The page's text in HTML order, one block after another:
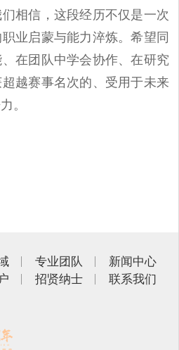
相信，这段经历不仅是一次
业启蒙与能力淬炼。希望同
在团队中学会协作、在研究
越赛事名次的、受用于未来
。
专业团队
新闻中心
招贤纳士 联系我们